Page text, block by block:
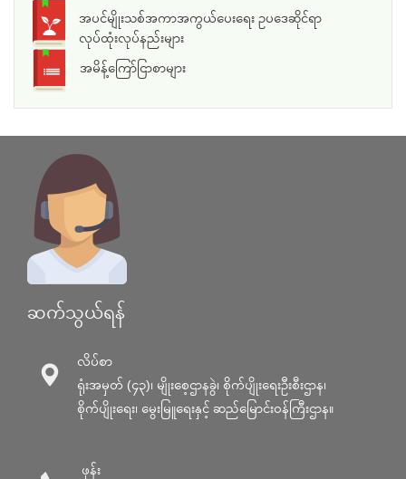
အပင်မျိုးသစ်အကာအကွယ်ပေးရေး ဥပဒေဆိုင်ရာ
လုပ်ထုံးလုပ်နည်းများ
အမိန့်ကြော်ငြာစာများ
ဆက်သွယ်ရန်
လိပ်စာ
ရုံးအမှတ် (၄၃)၊ မျိုးစေ့ဌာနခွဲ၊ စိုက်ပျိုးရေးဦးစီးဌာန၊
စိုက်ပျိုးရေး၊ မွေးမြူရေးနှင့် ဆည်မြောင်း၀န်ကြီးဌာန။
ဖုန်း